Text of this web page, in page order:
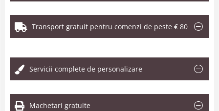
Transport gratuit pentru comenzi de peste € 80
Servicii complete de personalizare
Machetari gratuite